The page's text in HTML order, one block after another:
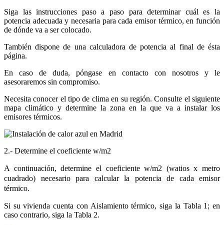
Siga las instrucciones paso a paso para determinar cuál es la
potencia adecuada y necesaria para cada emisor térmico, en función
de dónde va a ser colocado.
También dispone de una calculadora de potencia al final de ésta
página.
En caso de duda, póngase en contacto con nosotros y le
asesoraremos sin compromiso.
Necesita conocer el tipo de clima en su región. Consulte el siguiente
mapa climático y determine la zona en la que va a instalar los
emisores térmicos.
2.- Determine el coeficiente w/m2
A continuación, determine el coeficiente w/m2 (watios x metro
cuadrado) necesario para calcular la potencia de cada emisor
térmico.
Si su vivienda cuenta con Aislamiento térmico, siga la Tabla 1; en
caso contrario, siga la Tabla 2.